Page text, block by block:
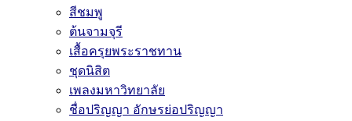
สีชมพู
ต้นจามจุรี
เสื้อครุยพระราชทาน
ชุดนิสิต
เพลงมหาวิทยาลัย
ชื่อปริญญา อักษรย่อปริญญา